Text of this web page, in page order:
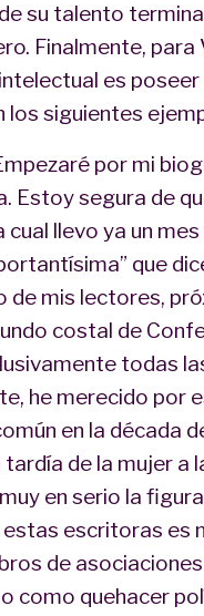
su talento
Finalmente,
es
siguientes
por mi
Estoy segura de
llevo ya un mes
que
de mis lectores,
costal de
todas
he merecido por
en la década
de la mujer a
en serio la
escritoras es
de
como quehacer